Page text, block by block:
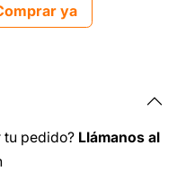
ya
tu pedido? Llámanos al